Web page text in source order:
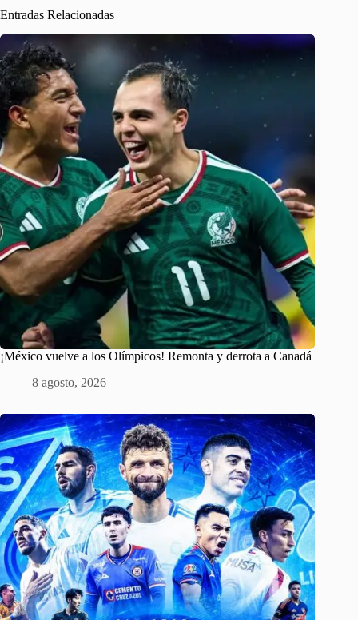
Entradas Relacionadas
¡México vuelve a los Olímpicos! Remonta y derrota a Canadá
8 agosto, 2026